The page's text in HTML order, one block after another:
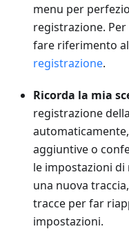
menu per
registrazione.
fare riferimento
registrazione.
Ricorda la mia
registrazione
aggiuntive o
le impostazioni
una nuova
tracce per far
impostazioni.